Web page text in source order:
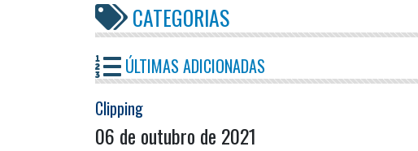
CATEGORIAS
ÚLTIMAS ADICIONADAS
Clipping
06 de outubro de 2021